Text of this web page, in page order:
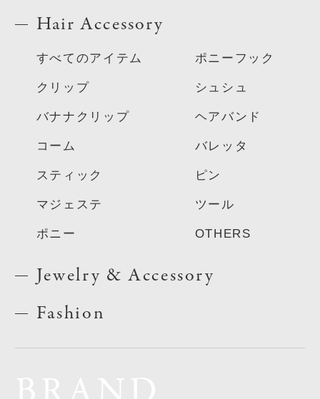
Hair Accessory
すべてのアイテム
クリップ
バナナクリップ
コーム
スティック
マジェステ
ポニー
ポニーフック
シュシュ
ヘアバンド
バレッタ
ピン
ツール
OTHERS
Jewelry & Accessory
Fashion